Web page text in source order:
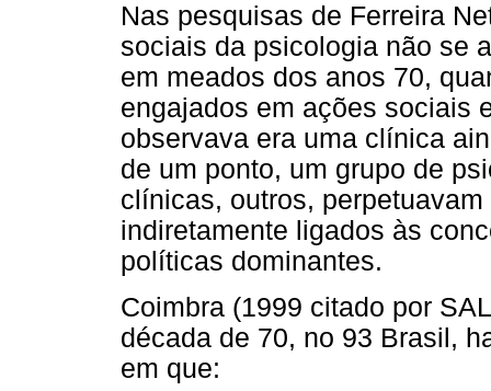
Nas pesquisas de Ferreira
sociais da psicologia não se
em meados dos anos 70,
engajados em ações sociais
observava era uma clínica
de um ponto, um grupo de
clínicas, outros,
indiretamente ligados às
políticas dominantes.
Coimbra (1999 citado por
década de 70, no 93 Brasil,
em que: